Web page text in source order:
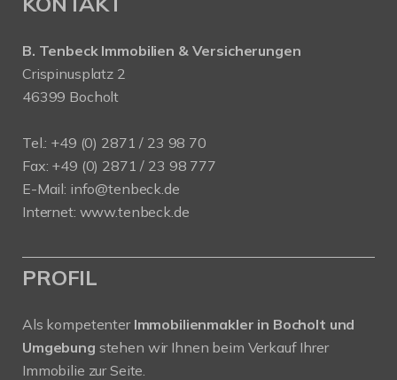
B. Tenbeck Immobilien & Versicherungen
Crispinusplatz 2
46399 Bocholt
Tel.: +49 (0) 2871 / 23 98 70
Fax: +49 (0) 2871 / 23 98 777
E-Mail: info@tenbeck.de
Internet: www.tenbeck.de
PROFIL
Als kompetenter Immobilienmakler in Bocholt und
Umgebung stehen wir Ihnen beim Verkauf Ihrer
Immobilie zur Seite.